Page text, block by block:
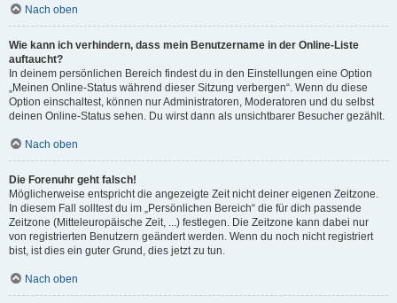
Nach oben
Wie kann ich verhindern, dass mein Benutzername in der Online-Liste
auftaucht?
In deinem persönlichen Bereich findest du in den Einstellungen eine Option
„Meinen Online-Status während dieser Sitzung verbergen“. Wenn du diese
Option einschaltest, können nur Administratoren, Moderatoren und du selbst
deinen Online-Status sehen. Du wirst dann als unsichtbarer Besucher gezählt.
Nach oben
Die Forenuhr geht falsch!
Möglicherweise entspricht die angezeigte Zeit nicht deiner eigenen Zeitzone.
In diesem Fall solltest du im „Persönlichen Bereich“ die für dich passende
Zeitzone (Mitteleuropäische Zeit, ...) festlegen. Die Zeitzone kann dabei nur
von registrierten Benutzern geändert werden. Wenn du noch nicht registriert
bist, ist dies ein guter Grund, dies jetzt zu tun.
Nach oben